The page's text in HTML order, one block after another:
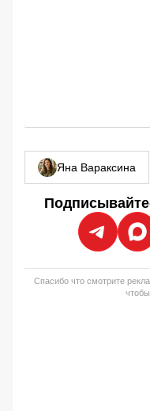
Яна Вараксина
Спасибо что смотрите